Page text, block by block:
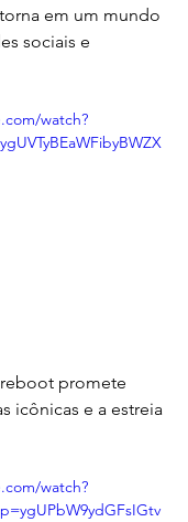
em um mundo
sociais e
watch?
promete
icônicas e a estreia
watch?